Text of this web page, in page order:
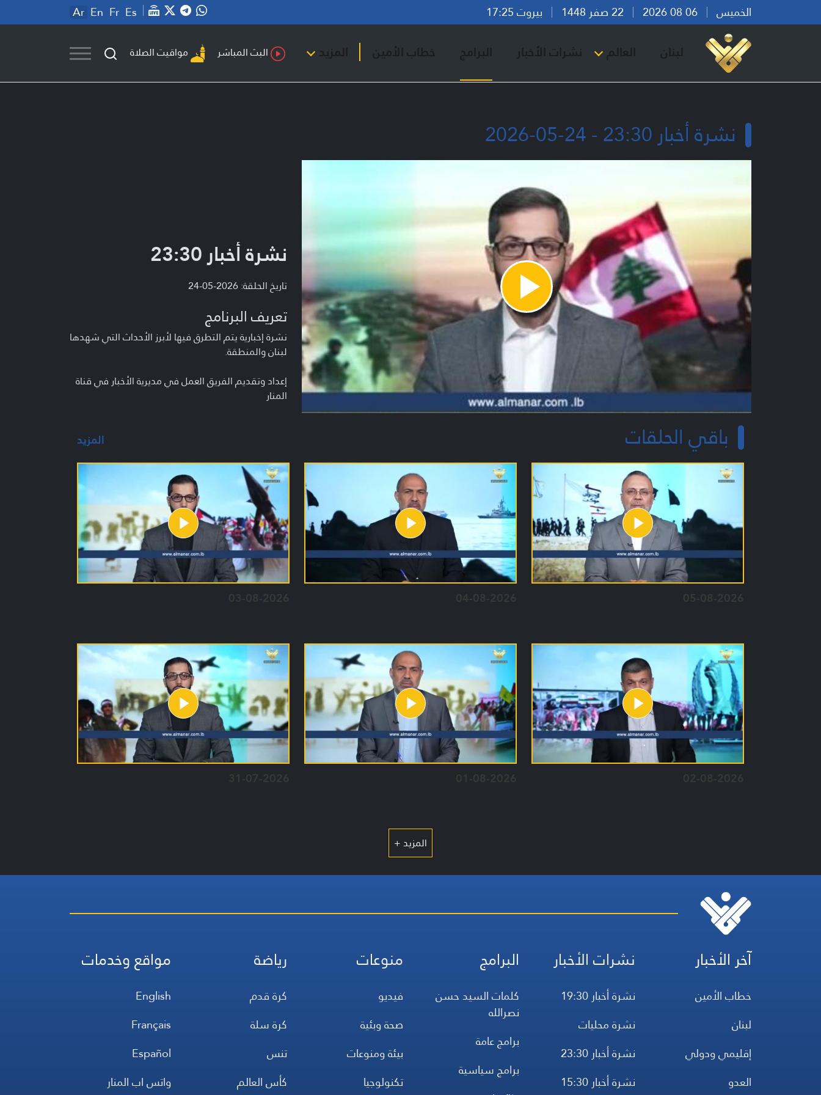
الخميس بيروت 17:25 Ar En Fr Es
لبنان العالم نشرات الأخبار البرامج خطاب الأمين المزيد البث المباشر مواقيت الصلاة
نشرة أخبار 23:30 - 24-05-2026
Play
Video
نشرة أخبار 23:30
تاريخ الحلقة: 2026-05-24
تعريف البرنامج
نشرة إخبارية يتم التطرق فيها لأبرز الأحداث التي شهدها
لبنان والمنطقة.
إعداد وتقديم الفريق العمل في مديرية الأخبار في قناة
المنار
باقي الحلقات المزيد
05-08-2026
04-08-2026
03-08-2026
02-08-2026
01-08-2026
31-07-2026
المزيد +
آخر الأخبار
خطاب الأمين
لبنان
إقليمي ودولي
العدو
نشرات الأخبار
نشرة أخبار 19:30
نشرة محليات
نشرة أخبار 23:30
نشرة أخبار 15:30
البرامج
كلمات السيد حسن
نصرالله
برامج عامة
برامج سياسية
منوعات
فيديو
صحة وبئية
بيئة ومنوعات
تكنولوجيا
رياضة
كرة قدم
كرة سلة
تنس
كأس العالم
مواقع وخدمات
English
Français
Español
واتس اب المنار